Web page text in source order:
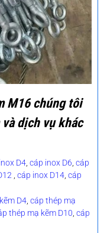
M16 chúng tôi
dịch vụ khác
D4 ,cáp inox D6 ,cáp
,cáp inox D14 ,cáp
D4,cáp thép mạ
thép mạ kẽm D10,cáp